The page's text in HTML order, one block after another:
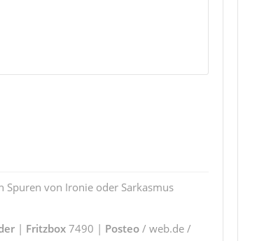
von Ironie oder Sarkasmus
| Fritzbox7490 | Posteo/ web.de /